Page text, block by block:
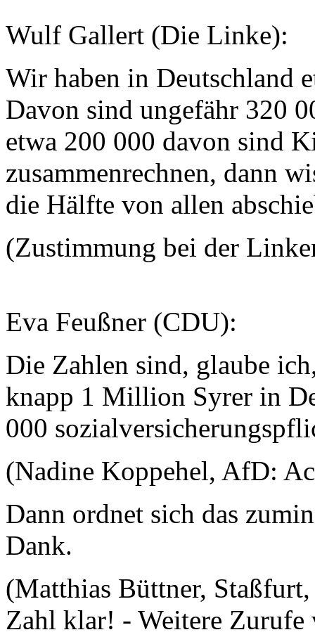
Wulf Gallert (Die Linke):
Wir haben in Deutschland
Davon sind ungefähr 320
etwa 200 000 davon sind
zusammenrechnen, dann
die Hälfte von allen
(Zustimmung bei der
Eva Feußner (CDU):
Die Zahlen sind, glaube
knapp 1 Million Syrer in
000
(Nadine Koppehel, AfD:
Dann ordnet sich das
Dank.
(Matthias Büttner,
Zahl klar! - Weitere